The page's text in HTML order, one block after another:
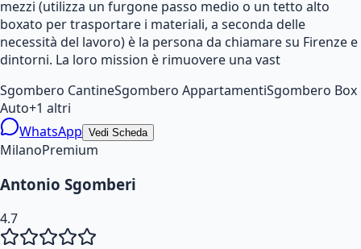
mezzi (utilizza un furgone passo medio o un tetto alto
boxato per trasportare i materiali, a seconda delle
necessità del lavoro) è la persona da chiamare su Firenze e
dintorni. La loro mission è rimuovere una vast
Sgombero CantineSgombero AppartamentiSgombero Box
Auto+1 altri
WhatsApp Vedi Scheda
MilanoPremium
Antonio Sgomberi
4.7